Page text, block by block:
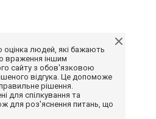
оцінка людей, які бажають
враження іншим
сайту з обов'язковою
відгука. Це допоможе
рішення.
для спілкування та
для роз'яснення питань, що